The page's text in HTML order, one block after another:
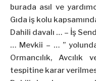
burada asıl ve
Gıda iş kolu
Dahili davalı … – İş
… Mevkii – … ”
Ormancılık, Avcılık
tespitine karar